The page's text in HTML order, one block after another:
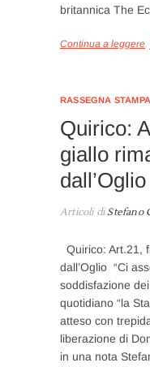
britannica The
Continua a leggere
RASSEGNA STAMPA
Quirico:
giallo
dall’Oglio
Articoli diStefano
Quirico: Art.21,
dall’Oglio “Ci
soddisfazione
quotidiano “la
atteso con
liberazione di
in una nota